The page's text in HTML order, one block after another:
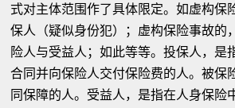
式对主体范围作了具体限定。如虚构保
保人（疑似身份犯）；虚构保险事故的
险人与受益人；如此等等。投保人，是
合同并向保险人交付保险费的人。被保
同保障的人。受益人，是指在人身保险